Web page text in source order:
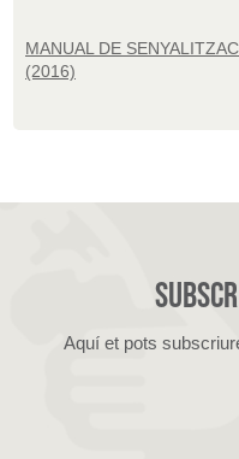
MANUAL DE
(2016)
Aquí et pots